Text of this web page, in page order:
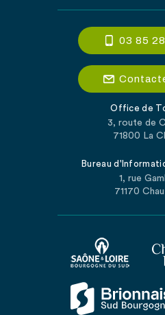
03 85
Office de
3, route de
71800 La
Bureau
1, rue
71170